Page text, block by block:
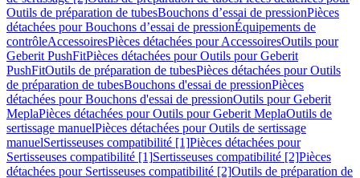
Outils de préparation de tubesBouchons d’essai de pressionPièces
détachées pour Bouchons d’essai de pressionÉquipements de
contrôleAccessoiresPièces détachées pour AccessoiresOutils pour
Geberit PushFitPièces détachées pour Outils pour Geberit
PushFitOutils de préparation de tubesPièces détachées pour Outils
de préparation de tubesBouchons d'essai de pressionPièces
détachées pour Bouchons d'essai de pressionOutils pour Geberit
MeplaPièces détachées pour Outils pour Geberit MeplaOutils de
sertissage manuelPièces détachées pour Outils de sertissage
manuelSertisseuses compatibilité [1]Pièces détachées pour
Sertisseuses compatibilité [1]Sertisseuses compatibilité [2]Pièces
détachées pour Sertisseuses compatibilité [2]Outils de préparation de